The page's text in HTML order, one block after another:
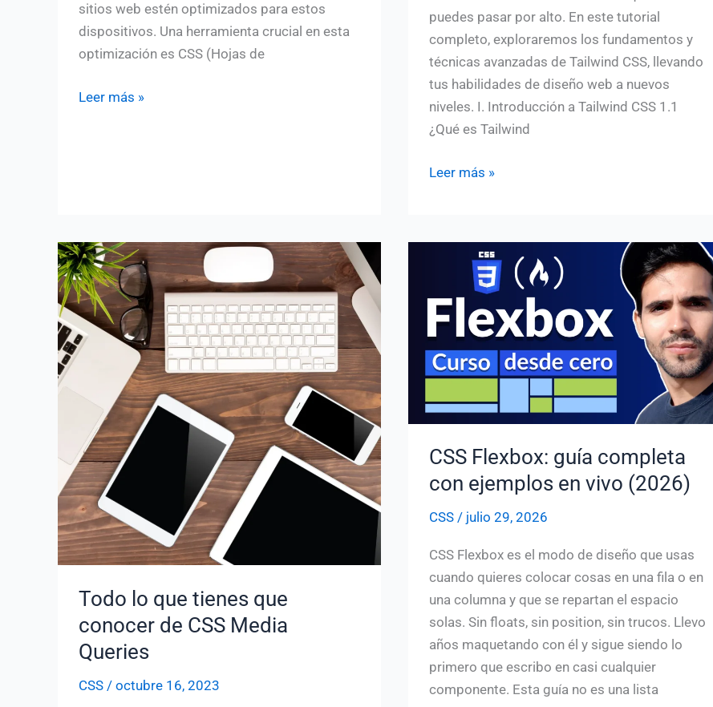
sitios web estén optimizados para estos
dispositivos. Una herramienta crucial en esta
optimización es CSS (Hojas de
Mejorando
con
CSS
Leer más »
puedes pasar por alto. En este tutorial
completo, exploraremos los fundamentos y
técnicas avanzadas de Tailwind CSS, llevando
tus habilidades de diseño web a nuevos
niveles. I. Introducción a Tailwind CSS 1.1
¿Qué es Tailwind
Dominando
Un
Tutorial
Completo
para
Mejorar
tus
Habilidades
Diseño
Leer más »
Todo lo que tienes que
conocer de CSS Media
Queries
CSS/ octubre 16, 2023
CSS Flexbox: guía completa
con ejemplos en vivo (2026)
CSS/ julio 29, 2026
CSS Flexbox es el modo de diseño que usas
cuando quieres colocar cosas en una fila o en
una columna y que se repartan el espacio
solas. Sin floats, sin position, sin trucos. Llevo
años maquetando con él y sigue siendo lo
primero que escribo en casi cualquier
componente. Esta guía no es una lista